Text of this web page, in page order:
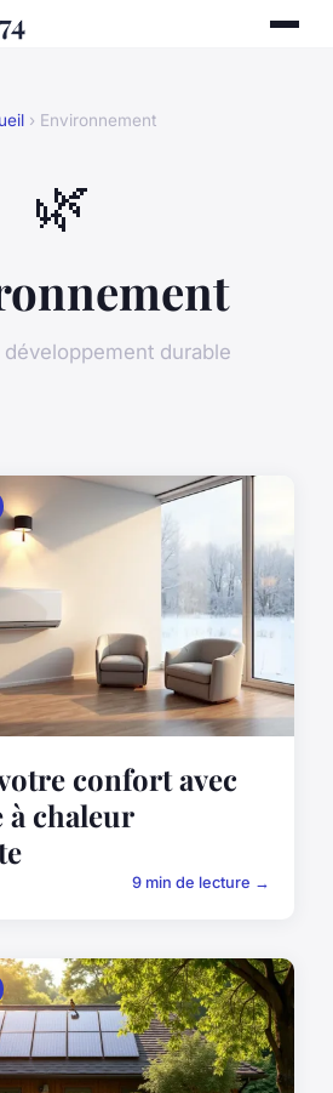
› Environnement
🌿
durable
confort avec
à chaleur
9 min de lecture →